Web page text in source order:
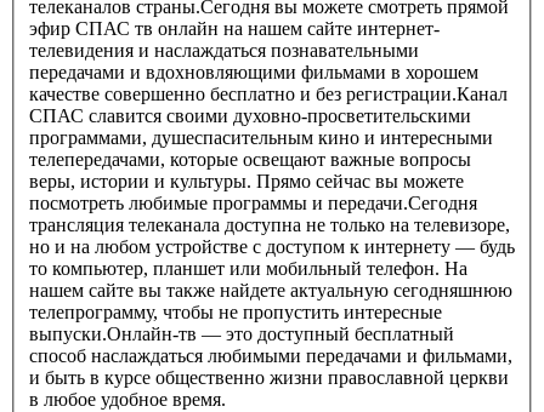
телеканалов страны.Сегодня вы можете смотреть прямой
эфир СПАС тв онлайн на нашем сайте интернет-
телевидения и наслаждаться познавательными
передачами и вдохновляющими фильмами в хорошем
качестве совершенно бесплатно и без регистрации.Канал
СПАС славится своими духовно-просветительскими
программами, душеспасительным кино и интересными
телепередачами, которые освещают важные вопросы
веры, истории и культуры. Прямо сейчас вы можете
посмотреть любимые программы и передачи.Сегодня
трансляция телеканала доступна не только на телевизоре,
но и на любом устройстве с доступом к интернету — будь
то компьютер, планшет или мобильный телефон. На
нашем сайте вы также найдете актуальную сегодняшнюю
телепрограмму, чтобы не пропустить интересные
выпуски.Онлайн-тв — это доступный бесплатный
способ наслаждаться любимыми передачами и фильмами,
и быть в курсе общественно жизни православной церкви
в любое удобное время.